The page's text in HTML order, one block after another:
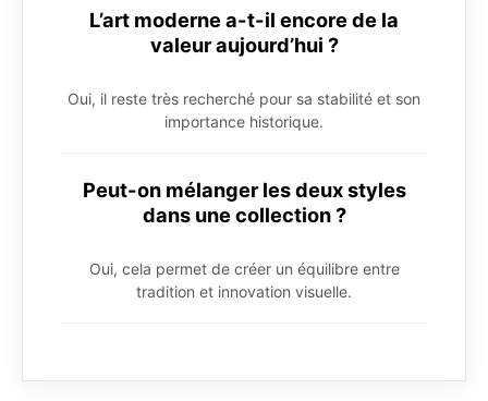
L’art moderne a-t-il encore de la
valeur aujourd’hui ?
Oui, il reste très recherché pour sa stabilité et son
importance historique.
Peut-on mélanger les deux styles
dans une collection ?
Oui, cela permet de créer un équilibre entre
tradition et innovation visuelle.